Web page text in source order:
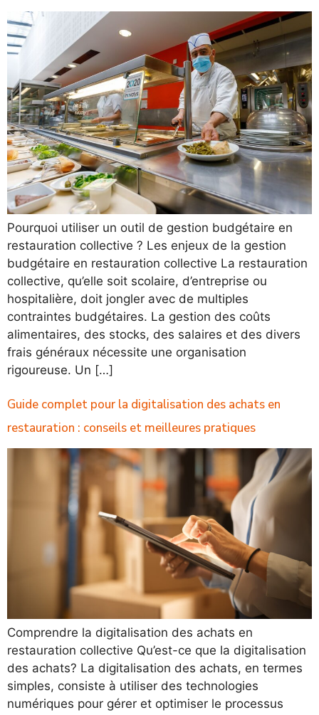
Pourquoi utiliser un outil de gestion budgétaire en
restauration collective ? Les enjeux de la gestion
budgétaire en restauration collective La restauration
collective, qu’elle soit scolaire, d’entreprise ou
hospitalière, doit jongler avec de multiples
contraintes budgétaires. La gestion des coûts
alimentaires, des stocks, des salaires et des divers
frais généraux nécessite une organisation
rigoureuse. Un […]
Guide complet pour la digitalisation des achats en
restauration : conseils et meilleures pratiques
Comprendre la digitalisation des achats en
restauration collective Qu’est-ce que la digitalisation
des achats? La digitalisation des achats, en termes
simples, consiste à utiliser des technologies
numériques pour gérer et optimiser le processus